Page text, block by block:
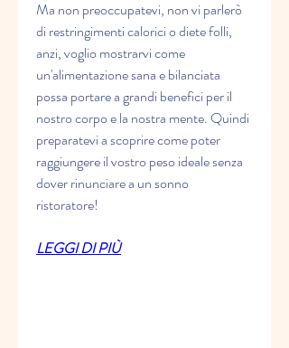
Ma non preoccupatevi, non vi parlerò
di restringimenti calorici o diete folli,
anzi, voglio mostrarvi come
un'alimentazione sana e bilanciata
possa portare a grandi benefici per il
nostro corpo e la nostra mente. Quindi
preparatevi a scoprire come poter
raggiungere il vostro peso ideale senza
dover rinunciare a un sonno
ristoratore!
LEGGI DI PIÙ